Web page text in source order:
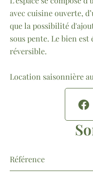
avec cuisine ouverte,
que la possibilité
sous pente. Le bien
réversible.
Location saisonnière
Référence